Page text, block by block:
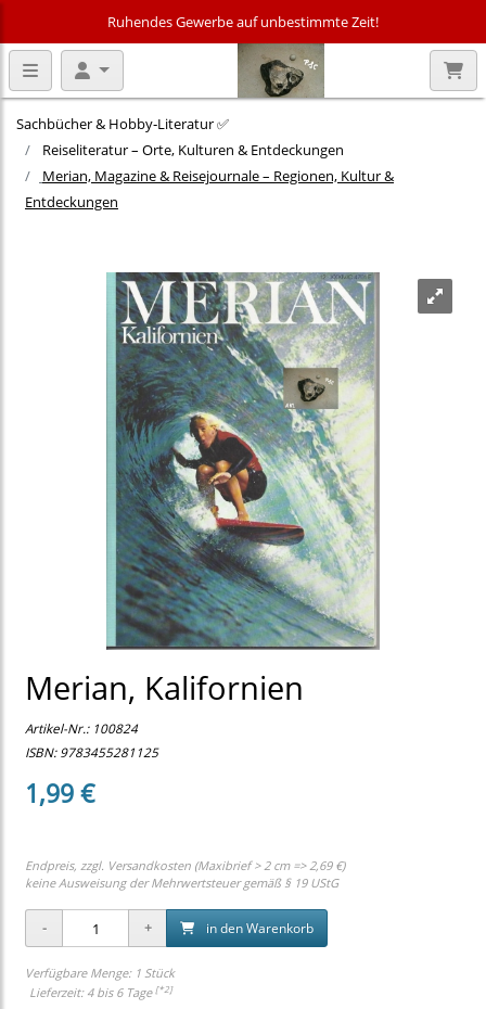
Ruhendes Gewerbe auf unbestimmte Zeit!
Sachbücher & Hobby‑Literatur ✅
Reiseliteratur – Orte, Kulturen & Entdeckungen
Merian, Magazine & Reisejournale – Regionen, Kultur &
Entdeckungen
Merian, Kalifornien
Artikel-Nr.: 100824
ISBN: 9783455281125
1,99 €
Endpreis, zzgl. Versandkosten (Maxibrief > 2 cm => 2,69 €)
keine Ausweisung der Mehrwertsteuer gemäß § 19 UStG
in den Warenkorb
Verfügbare Menge: 1 Stück
Lieferzeit: 4 bis 6 Tage [*2]